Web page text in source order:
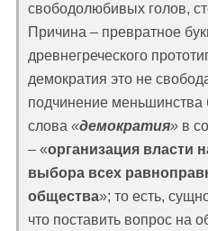
свободолюбивых голов,
Причина – превратное
древнегреческого
демократия это не
подчинение меньшинства
слова «демократия» в
– «организация власти
выбора всех
общества»; то есть,
что поставить вопрос на